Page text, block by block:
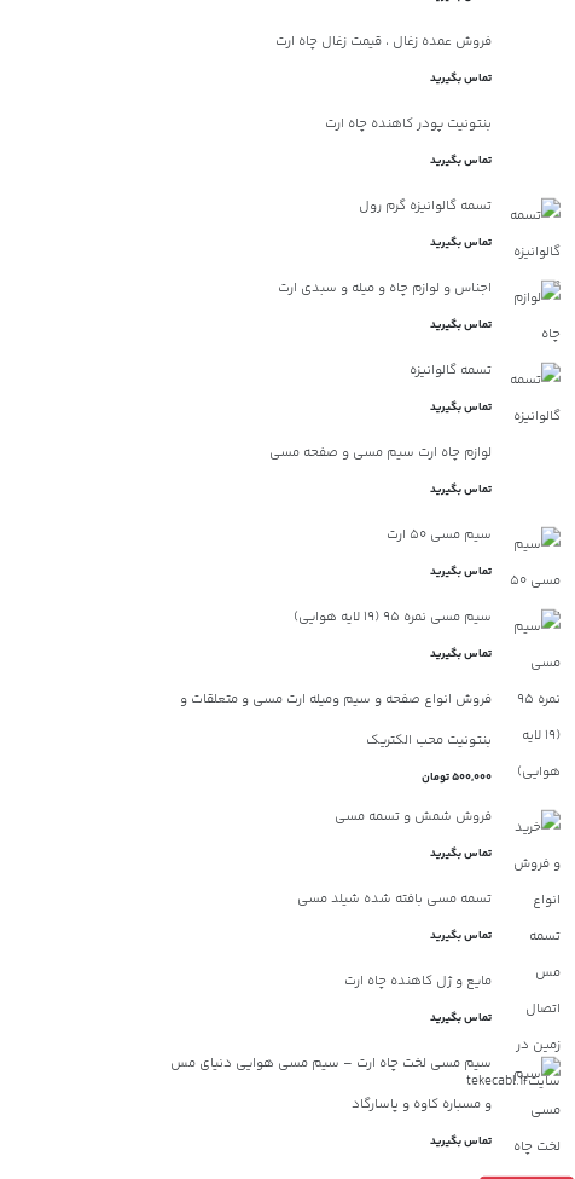
فروش عمده زغال ، قیمت زغال چاه ارت
تماس بگیرید
بنتونیت پودر کاهنده چاه ارت
تماس بگیرید
تسمه گالوانیزه گرم رول
تماس بگیرید
اجناس و لوازم چاه و میله و سبدی ارت
تماس بگیرید
تسمه گالوانیزه
تماس بگیرید
لوازم چاه ارت سیم مسی و صفحه مسی
تماس بگیرید
سیم مسی 50 ارت
تماس بگیرید
سیم مسی نمره 95 (19 لایه هوایی)
تماس بگیرید
فروش انواع صفحه و سیم ومیله ارت مسی و متعلقات و
بنتونیت محب الکتریک
500,000 تومان
فروش شمش و تسمه مسی
تماس بگیرید
تسمه مسی بافته شده شیلد مسی
تماس بگیرید
مایع و ژل کاهنده چاه ارت
تماس بگیرید
سیم مسی لخت چاه ارت – سیم مسی هوایی دنیای مس
و مسباره کاوه و پاسارگاد
تماس بگیرید